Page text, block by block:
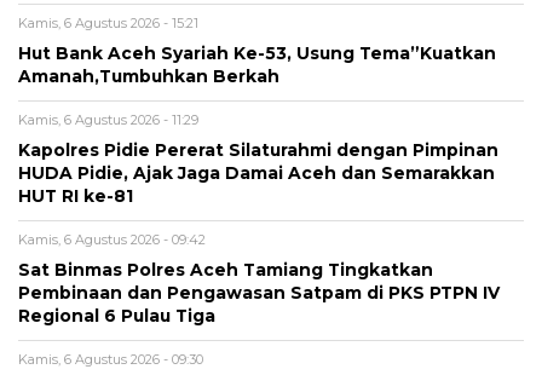
Kamis, 6 Agustus 2026 - 15:21
Hut Bank Aceh Syariah Ke-53, Usung Tema”Kuatkan
Amanah,Tumbuhkan Berkah
Kamis, 6 Agustus 2026 - 11:29
Kapolres Pidie Pererat Silaturahmi dengan Pimpinan
HUDA Pidie, Ajak Jaga Damai Aceh dan Semarakkan
HUT RI ke-81
Kamis, 6 Agustus 2026 - 09:42
Sat Binmas Polres Aceh Tamiang Tingkatkan
Pembinaan dan Pengawasan Satpam di PKS PTPN IV
Regional 6 Pulau Tiga
Kamis, 6 Agustus 2026 - 09:30